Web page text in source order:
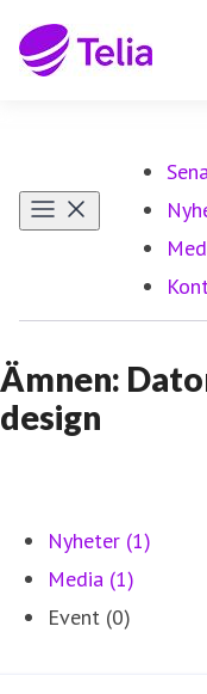
Ämnen:
design
Nyheter (1)
Media (1)
Event (0)